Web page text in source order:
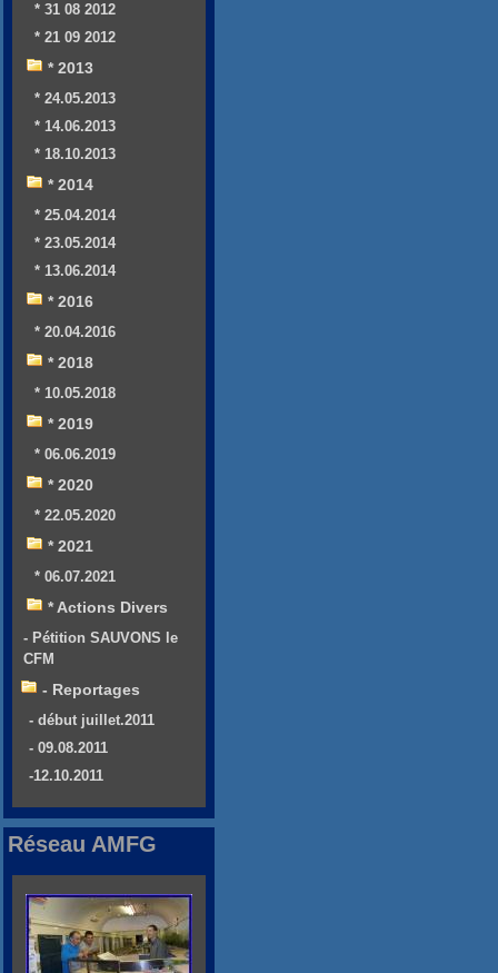
* 31 08 2012
* 21 09 2012
* 2013
* 24.05.2013
* 14.06.2013
* 18.10.2013
* 2014
* 25.04.2014
* 23.05.2014
* 13.06.2014
* 2016
* 20.04.2016
* 2018
* 10.05.2018
* 2019
* 06.06.2019
* 2020
* 22.05.2020
* 2021
* 06.07.2021
* Actions Divers
- Pétition SAUVONS le
CFM
- Reportages
- début juillet.2011
- 09.08.2011
-12.10.2011
Réseau AMFG